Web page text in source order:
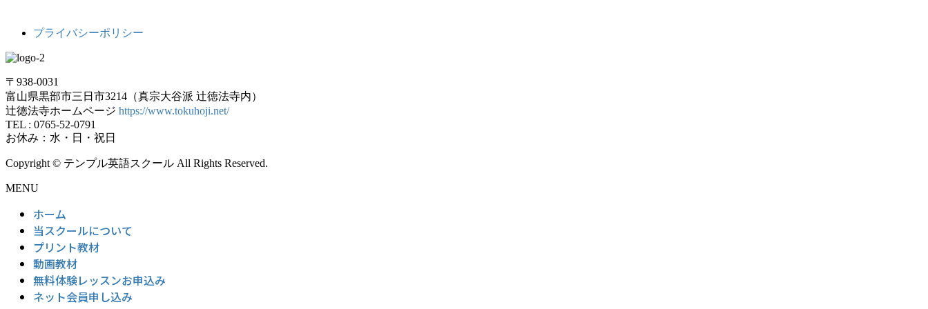
プライバシーポリシー
〒938-0031
富山県黒部市三日市3214（真宗大谷派 辻徳法寺内）
辻徳法寺ホームページ https://www.tokuhoji.net/
TEL : 0765-52-0791
お休み：水・日・祝日
Copyright © テンプル英語スクール All Rights Reserved.
MENU
ホーム
当スクールについて
プリント教材
動画教材
無料体験レッスンお申込み
ネット会員申し込み